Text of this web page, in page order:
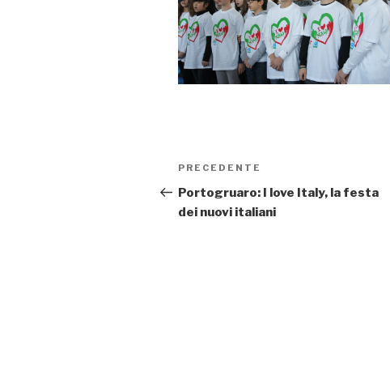
Navigazione
articoli
Articolo
precedente:
PRECEDENTE
Portogruaro: I love Italy, la festa
dei nuovi italiani